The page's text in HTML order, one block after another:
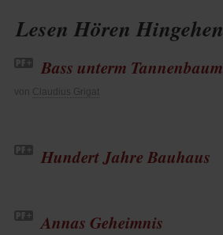
Lesen Hören Hingehen
Bass unterm Tannenbaum
von Claudius Grigat
Hundert Jahre Bauhaus
Annas Geheimnis